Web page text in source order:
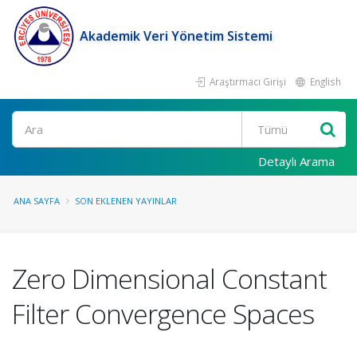
Akademik Veri Yönetim Sistemi
Araştırmacı Girişi English
Ara
Detaylı Arama
ANA SAYFA SON EKLENEN YAYINLAR
Zero Dimensional Constant
Filter Convergence Spaces